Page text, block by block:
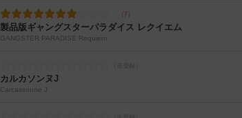
製品版ギャングスターパラダイス レクイエム
GANGSTER PARADISE Requiem
カルカソンヌJ
Carcassonne J